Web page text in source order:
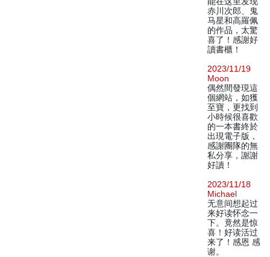
赤川次郎、鬼
马星和高羅佩
的作品，太驚
喜了！感謝好
讀書櫃！
2023/11/19
Moon
偶然間發現這
個網站，如獲
至寶，更找到
小時候很喜歡
的一本書終於
出現電子版，
感謝團隊的無
私分享，謝謝
好讀！
2023/11/18
Michael
无意间想起过
来好读怀念一
下。竟然是惊
喜！好读活过
来了！感恩 感
谢。